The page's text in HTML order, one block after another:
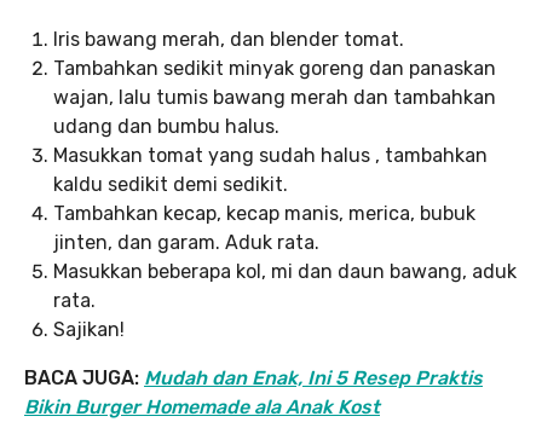
Iris bawang merah, dan blender tomat.
Tambahkan sedikit minyak goreng dan panaskan
wajan, lalu tumis bawang merah dan tambahkan
udang dan bumbu halus.
Masukkan tomat yang sudah halus , tambahkan
kaldu sedikit demi sedikit.
Tambahkan kecap, kecap manis, merica, bubuk
jinten, dan garam. Aduk rata.
Masukkan beberapa kol, mi dan daun bawang, aduk
rata.
Sajikan!
BACA JUGA: Mudah dan Enak, Ini 5 Resep Praktis
Bikin Burger Homemade ala Anak Kost